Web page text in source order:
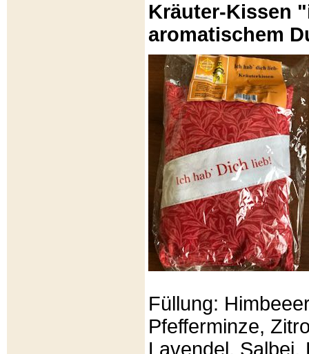
Kräuter-Kissen
aromatischem
Füllung:
Pfefferminze,
Lavendel, Salbei,